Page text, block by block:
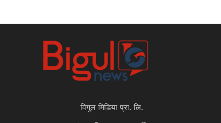
विगुल मिडिया प्रा. लि.